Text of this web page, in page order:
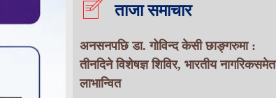
ताजा समाचार
अनसनपछि डा. गोविन्द केसी छाङ्गरुमा :
तीनदिने विशेषज्ञ शिविर, भारतीय नागरिकसमेत
लाभान्वित